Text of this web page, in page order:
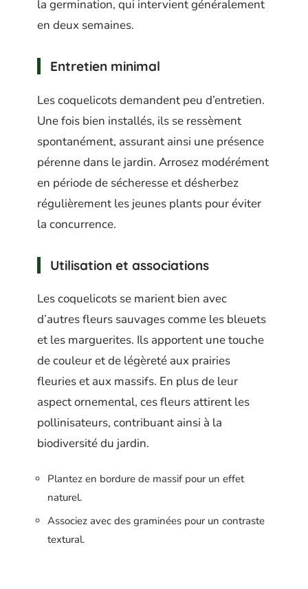
la germination, qui intervient généralement
en deux semaines.
Entretien minimal
Les coquelicots demandent peu d’entretien.
Une fois bien installés, ils se ressèment
spontanément, assurant ainsi une présence
pérenne dans le jardin. Arrosez modérément
en période de sécheresse et désherbez
régulièrement les jeunes plants pour éviter
la concurrence.
Utilisation et associations
Les coquelicots se marient bien avec
d’autres fleurs sauvages comme les bleuets
et les marguerites. Ils apportent une touche
de couleur et de légèreté aux prairies
fleuries et aux massifs. En plus de leur
aspect ornemental, ces fleurs attirent les
pollinisateurs, contribuant ainsi à la
biodiversité du jardin.
Plantez en bordure de massif pour un effet
naturel.
Associez avec des graminées pour un contraste
textural.